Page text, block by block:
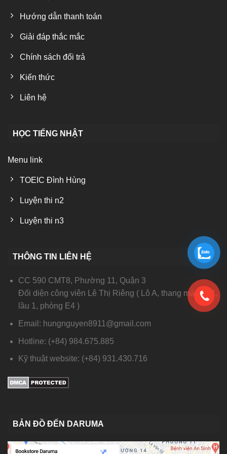
Hướng dẫn thanh toán
Giải đáp thắc mắc
Chính sách đổi trả
Kiến thức
Liên hệ
HỌC TIẾNG NHẬT
Menu link
TOEIC Đình Hùng
Luyện thi n2
Luyện thi n3
THÔNG TIN LIÊN HỆ
CC 590 CMT8, Phường 11, Quận 3
Đối diện công viên Lê Thị Riêng ( Lô A, thang máy số 1,
lầu 1, phòng E4 )
Email: hungnguyen8911@gmail.com
Hotline: (+84) 984.675.885
Kỹ thuật website: (+84) 931.430.716
BẢN ĐỒ ĐẾN DARUMA